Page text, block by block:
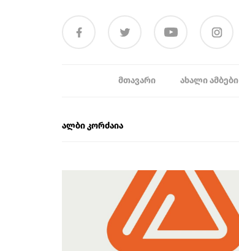
ᲛᲗᲐᲕᲐᲠᲘ ᲐᲮᲐᲚᲘ ᲐᲛᲑᲔᲑᲘ
ალბი კორძაია